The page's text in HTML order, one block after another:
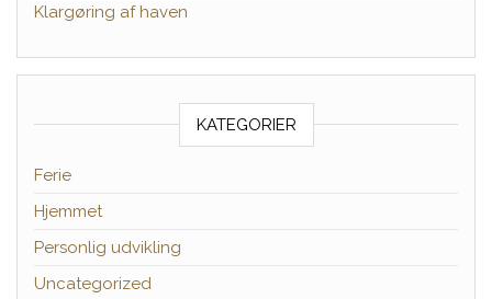
Klargøring af haven
KATEGORIER
Ferie
Hjemmet
Personlig udvikling
Uncategorized